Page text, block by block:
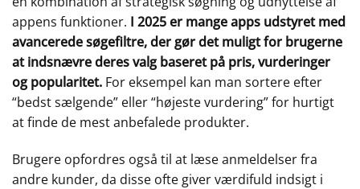
appens funktioner. I 2025 er mange apps udstyret med
avancerede søgefiltre, der gør det muligt for brugerne
at indsnævre deres valg baseret på pris, vurderinger
og popularitet. For eksempel kan man sortere efter
“bedst sælgende” eller “højeste vurdering” for hurtigt
at finde de mest anbefalede produkter.
Brugere opfordres også til at læse anmeldelser fra
andre kunder, da disse ofte giver værdifuld indsigt i